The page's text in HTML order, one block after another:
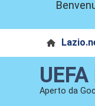
Aperto da